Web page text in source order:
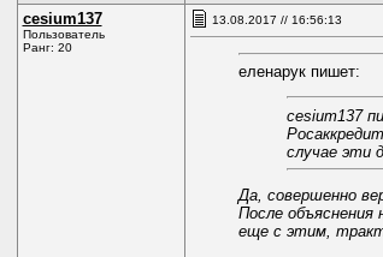
cesium137
Пользователь
Ранг: 20
13.08.2017 // 16:56:13
еленарук пишет:
cesium137
случае эти
Да, совершенно
После
еще с этим,